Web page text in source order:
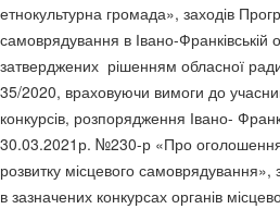
етнокультурна громада», заходів
самоврядування в Івано-Франківській
затверджених рішенням обласної
35/2020, враховуючи вимоги до
конкурсів, розпорядження Івано-
30.03.2021р. №230-р «Про оголошення
розвитку місцевого
в зазначених конкурсах органів